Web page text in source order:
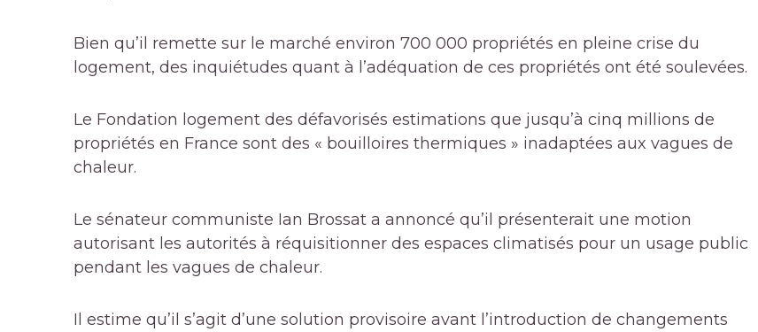
Bien qu’il remette sur le marché environ 700 000 propriétés en pleine crise du
logement, des inquiétudes quant à l’adéquation de ces propriétés ont été soulevées.
Le Fondation logement des défavorisés estimations que jusqu’à cinq millions de
propriétés en France sont des « bouilloires thermiques » inadaptées aux vagues de
chaleur.
Le sénateur communiste Ian Brossat a annoncé qu’il présenterait une motion
autorisant les autorités à réquisitionner des espaces climatisés pour un usage public
pendant les vagues de chaleur.
Il estime qu’il s’agit d’une solution provisoire avant l’introduction de changements